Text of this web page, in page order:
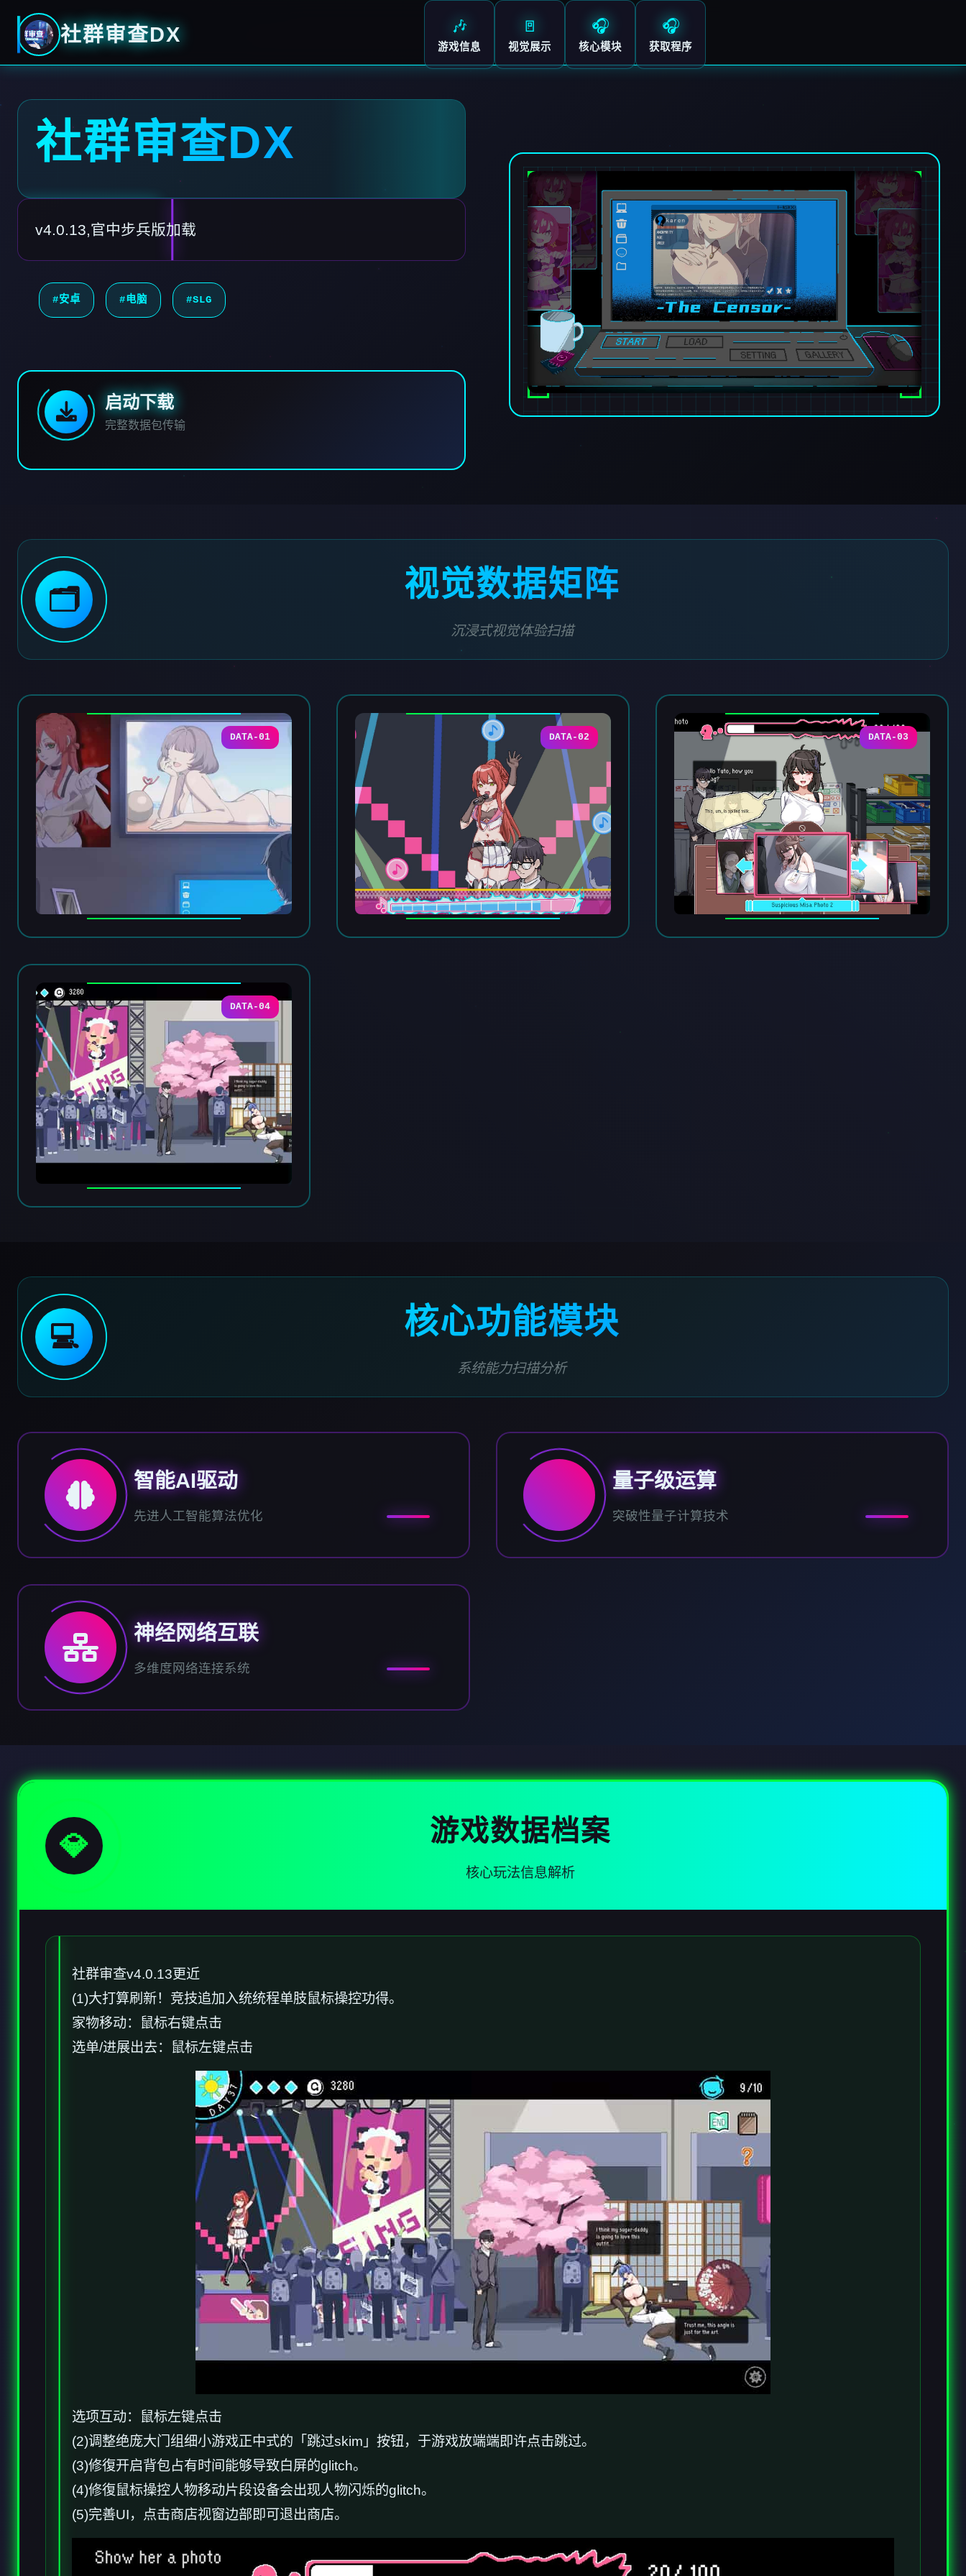
社群审查DX 🎶
游戏信息
🚪
视觉展示
🎧
核心模块
🎧
获取程序
社群审查DX
v4.0.13,官中步兵版加载
#安卓 #电脑 #SLG
启动下载
完整数据包传输
🗂️ 视觉数据矩阵
沉浸式视觉体验扫描
DATA-01 DATA-02 DATA-03
DATA-04
💻 核心功能模块
系统能力扫描分析
智能AI驱动
先进人工智能算法优化
量子级运算
突破性量子计算技术
神经网络互联
多维度网络连接系统
💎 游戏数据档案
核心玩法信息解析
社群审查v4.0.13更近
(1)大打算刷新！竞技追加入统统程单肢鼠标操控功得。
家物移动：鼠标右键点击
选单/进展出去：鼠标左键点击
选项互动：鼠标左键点击
(2)调整绝庞大门组细小游戏正中式的「跳过skim」按钮，于游戏放端端即许点击跳过。
(3)修復开启背包占有时间能够导致白屏的glitch。
(4)修復鼠标操控人物移动片段设备会出现人物闪烁的glitch。
(5)完善UI，点击商店视窗边部即可退出商店。